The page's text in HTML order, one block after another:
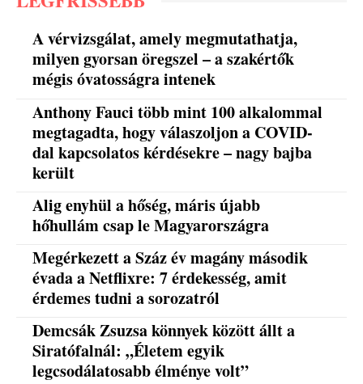
A vérvizsgálat, amely megmutathatja,
milyen gyorsan öregszel – a szakértők
mégis óvatosságra intenek
Anthony Fauci több mint 100 alkalommal
megtagadta, hogy válaszoljon a COVID-
dal kapcsolatos kérdésekre – nagy bajba
került
Alig enyhül a hőség, máris újabb
hőhullám csap le Magyarországra
Megérkezett a Száz év magány második
évada a Netflixre: 7 érdekesség, amit
érdemes tudni a sorozatról
Demcsák Zsuzsa könnyek között állt a
Siratófalnál: „Életem egyik
legcsodálatosabb élménye volt”